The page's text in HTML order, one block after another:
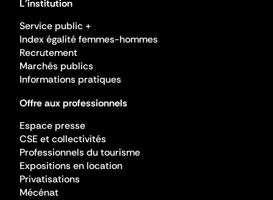
L'institution
Service public +
Index égalité femmes-hommes
Recrutement
Marchés publics
Informations pratiques
Offre aux professionnels
Espace presse
CSE et collectivités
Professionnels du tourisme
Expositions en location
Privatisations
Mécénat